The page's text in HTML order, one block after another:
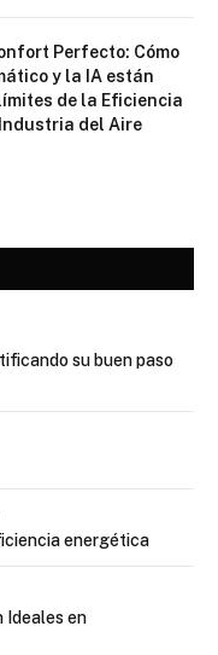
Perfecto: Cómo
y la IA están
de la Eficiencia
del Aire
su buen paso
energética
Ideales en